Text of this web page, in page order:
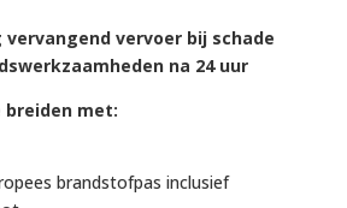
vervoer bij schade
na 24 uur
met:
brandstofpas inclusief